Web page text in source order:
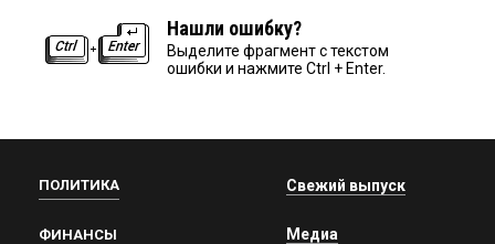
Нашли ошибку?
Выделите фрагмент с текстом
ошибки и нажмите Ctrl + Enter.
ПОЛИТИКА
ФИНАНСЫ
Свежий выпуск
Медиа